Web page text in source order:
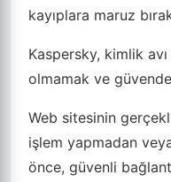
kayıplara maruz
Kaspersky, kimlik avı
olmamak ve
Web sitesinin
işlem yapmadan
önce, güvenli